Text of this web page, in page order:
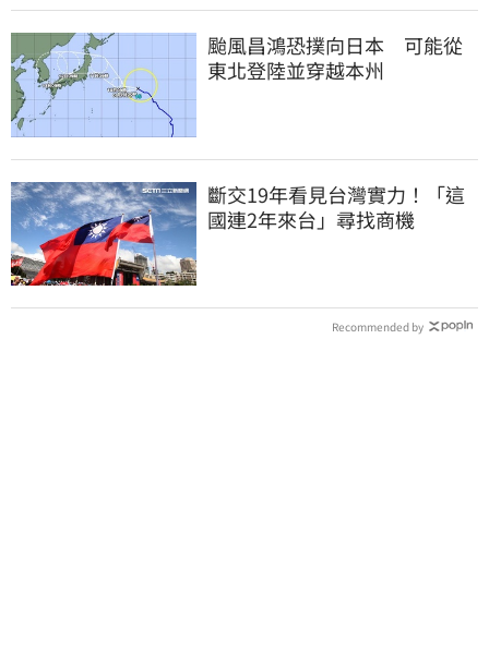
颱風昌鴻恐撲向日本 可能從
東北登陸並穿越本州
斷交19年看見台灣實力！「這
國連2年來台」尋找商機
Recommended by